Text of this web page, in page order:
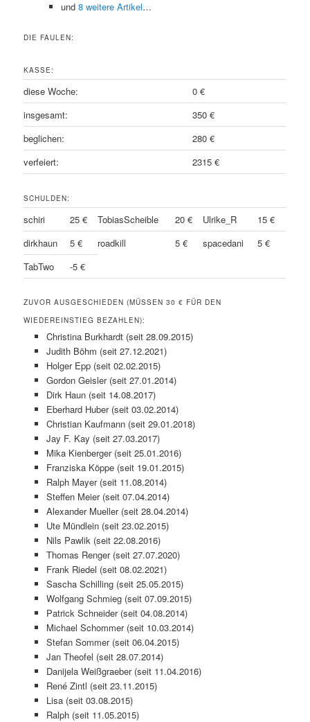
und 8 weitere Artikel…
DIE FAULEN:
KASSE:
diese Woche:
0 €
insgesamt:
350 €
beglichen:
280 €
verfeiert:
2315 €
SCHULDEN:
schiri 25 € TobiasScheible 20 € Ulrike_R
15 €
dirkhaun
5 € roadkill 5 € spacedani
5 €
TabTwo
-5 €
ZUVOR AUSGESCHIEDEN (MÜSSEN 30 € FÜR DEN
WIEDEREINSTIEG BEZAHLEN):
Christina Burkhardt (seit 28.09.2015)
Judith Böhm (seit 27.12.2021)
Holger Epp (seit 02.02.2015)
Gordon Geisler (seit 27.01.2014)
Dirk Haun (seit 14.08.2017)
Eberhard Huber (seit 03.02.2014)
Christian Kaufmann (seit 29.01.2018)
Jay F. Kay (seit 27.03.2017)
Mika Kienberger (seit 25.01.2016)
Franziska Köppe (seit 19.01.2015)
Ralph Mayer (seit 11.08.2014)
Steffen Meier (seit 07.04.2014)
Alexander Mueller (seit 28.04.2014)
Ute Mündlein (seit 23.02.2015)
Nils Pawlik (seit 22.08.2016)
Thomas Renger (seit 27.07.2020)
Frank Riedel (seit 08.02.2021)
Sascha Schilling (seit 25.05.2015)
Wolfgang Schmieg (seit 07.09.2015)
Patrick Schneider (seit 04.08.2014)
Michael Schommer (seit 10.03.2014)
Stefan Sommer (seit 06.04.2015)
Jan Theofel (seit 28.07.2014)
Danijela Weißgraeber (seit 11.04.2016)
René Zintl (seit 23.11.2015)
Lisa (seit 03.08.2015)
Ralph (seit 11.05.2015)